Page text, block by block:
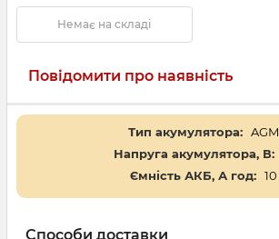
Немає на складі
Повідомити про наявність
Тип акумулятора: AGM
Напруга акумулятора, В:
Ємність АКБ, А год: 10
Способи доставки